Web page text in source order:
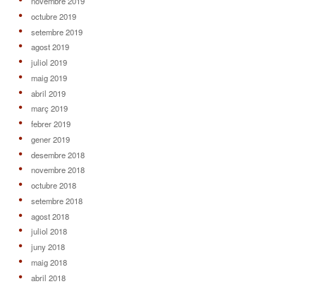
octubre 2019
setembre 2019
agost 2019
juliol 2019
maig 2019
abril 2019
març 2019
febrer 2019
gener 2019
desembre 2018
novembre 2018
octubre 2018
setembre 2018
agost 2018
juliol 2018
juny 2018
maig 2018
abril 2018